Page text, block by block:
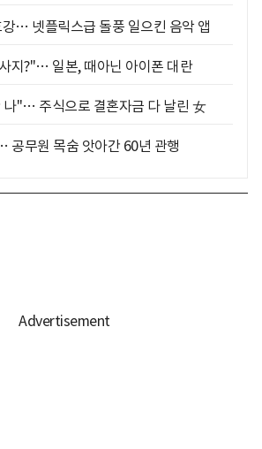
… 넷플릭스급 돌풍 일으킨 음악 앱
지?"… 일본, 때아닌 아이폰 대란
나"… 주식으로 결혼자금 다 날린 女
공무원 목숨 앗아간 60년 관행